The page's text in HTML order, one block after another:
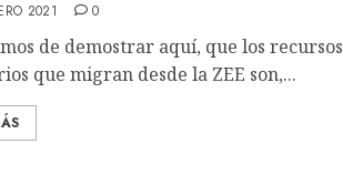
2021 0
de demostrar aquí, que los recursos
que migran desde la ZEE son,...